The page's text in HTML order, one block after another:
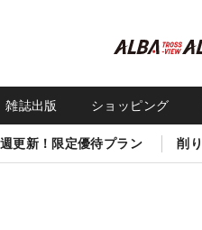
雑誌出版 ショッピング
更新！限定優待プラン 削